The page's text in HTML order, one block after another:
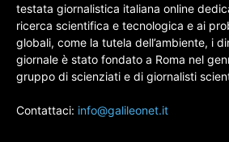
testata giornalistica italiana online
ricerca scientifica e tecnologica e ai
globali, come la tutela dell’ambiente, i
giornale è stato fondato a Roma nel
gruppo di scienziati e di giornalisti
Contattaci: info@galileonet.it